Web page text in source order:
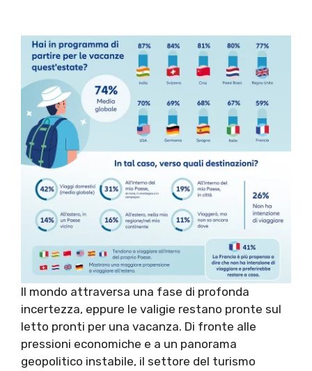
Il mondo attraversa una fase di profonda
incertezza, eppure le valigie restano pronte sul
letto pronti per una vacanza. Di fronte alle
pressioni economiche e a un panorama
geopolitico instabile, il settore del turismo